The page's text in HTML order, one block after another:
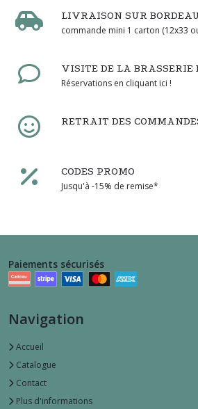
LIVRAISON SUR
commande mini 1 carton (12x33
VISITE DE LA BRASSERIE
Réservations en cliquant ici !
RETRAIT DES
CODES PROMO
Jusqu'à -15% de remise*
Paiements sécurisés
Navigation
Accueil
Catalogue
Contact
Plus d'informations